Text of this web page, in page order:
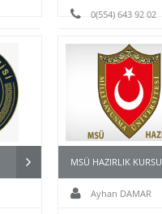
0(554) 643 92 02
MSÜ HAZIRLIK KURSU
Ayhan DAMAR